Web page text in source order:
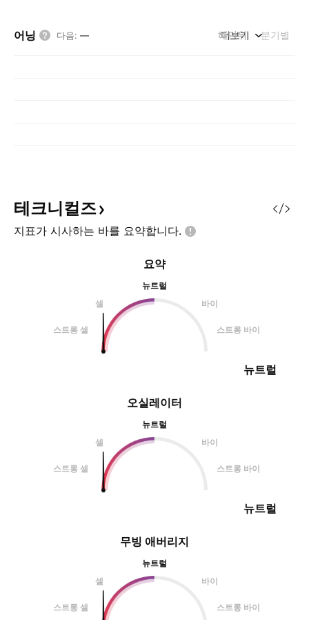
어닝 다음: — 해단위 분기별
더보기
테크니컬즈
지표가 시사하는 바를 요약합니다.
오실레이터
뉴트럴
셀
바이
스트롱 셀 스트롱 바이
뉴트럴
요약
뉴트럴
셀
바이
스트롱 셀 스트롱 바이
뉴트럴
무빙 애버리지
뉴트럴
셀
바이
스트롱 셀 스트롱 바이